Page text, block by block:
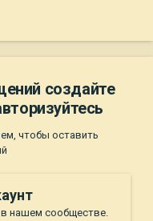
создайте
чтобы оставить
в нашем сообществе.